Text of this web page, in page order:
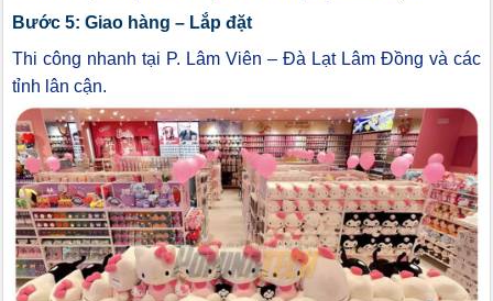
Bước 5: Giao hàng – Lắp đặt
Thi công nhanh tại P. Lâm Viên – Đà Lạt Lâm Đồng và các
tỉnh lân cận.